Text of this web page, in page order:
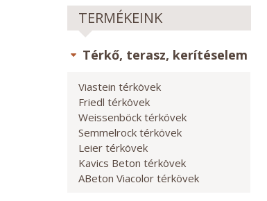
TERMÉKEINK
Térkő, terasz, kerítéselem
Viastein térkövek
Friedl térkövek
Weissenböck térkövek
Semmelrock térkövek
Leier térkövek
Kavics Beton térkövek
ABeton Viacolor térkövek